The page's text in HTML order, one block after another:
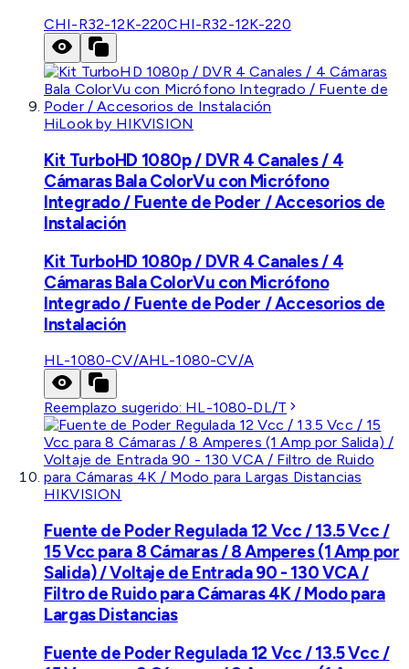
CHI-R32-12K-220CHI-R32-12K-220
HiLook by HIKVISION
Kit TurboHD 1080p / DVR 4 Canales / 4
Cámaras Bala ColorVu con Micrófono
Integrado / Fuente de Poder / Accesorios de
Instalación
Kit TurboHD 1080p / DVR 4 Canales / 4
Cámaras Bala ColorVu con Micrófono
Integrado / Fuente de Poder / Accesorios de
Instalación
HL-1080-CV/AHL-1080-CV/A
Reemplazo sugerido: HL-1080-DL/T
HIKVISION
Fuente de Poder Regulada 12 Vcc / 13.5 Vcc /
15 Vcc para 8 Cámaras / 8 Amperes (1 Amp por
Salida) / Voltaje de Entrada 90 - 130 VCA /
Filtro de Ruido para Cámaras 4K / Modo para
Largas Distancias
Fuente de Poder Regulada 12 Vcc / 13.5 Vcc /